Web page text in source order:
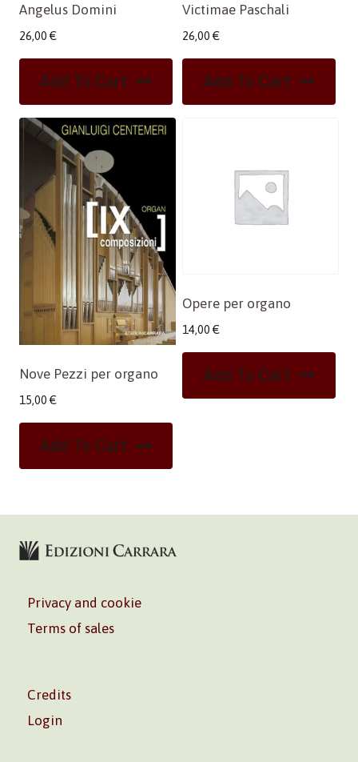
Angelus Domini
26,00 €
Add To Cart
Victimae Paschali
26,00 €
Add To Cart
Nove Pezzi per organo
15,00 €
Add To Cart
Opere per organo
14,00 €
Add To Cart
Privacy and cookie
Terms of sales
Credits
Login